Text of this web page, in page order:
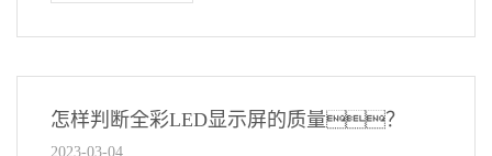
怎样判断全彩LED显示屏的质量？
2023-03-04